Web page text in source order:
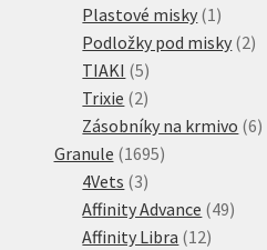
Plastové misky 1 1
produkt
Podložky pod misky 22
TIAKI 55
produktů
Trixie 22
produkty
Zásobníky na krmivo 66
Granule 16951695
4Vets 33
produkty
Affinity Advance 4949
Affinity Libra 1212